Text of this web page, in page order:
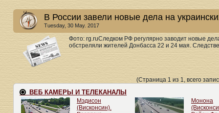
В России завели новые дела на
Tuesday, 30 May. 2017
Фото: rg.ruСледком РФ регулярно заводит новые
обстреляли жителей Донбасса 22 и 24 мая.
(Страница 1 из 1, всего